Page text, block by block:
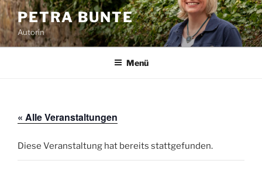
Zum
Inhalt
springen
PETRA BUNTE
Autorin
Menü
« Alle Veranstaltungen
Diese Veranstaltung hat bereits stattgefunden.